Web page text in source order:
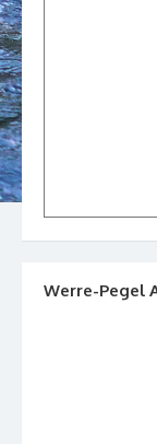
Werre-Pegel